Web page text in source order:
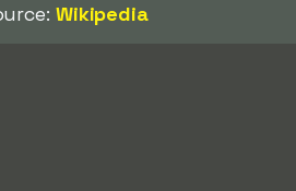
Wikipedia